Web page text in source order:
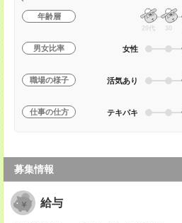
年齢層
20代 30
男女比率 女性
職場の様子 活気あり
仕事の仕方 テキパキ
募集情報
給与